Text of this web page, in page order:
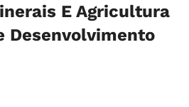
E Agricultura
Desenvolvimento